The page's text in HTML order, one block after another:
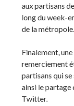
aux partisans
long du week-
de la métropole.
Finalement,
remerciement
partisans qui
ainsi le partage
Twitter.